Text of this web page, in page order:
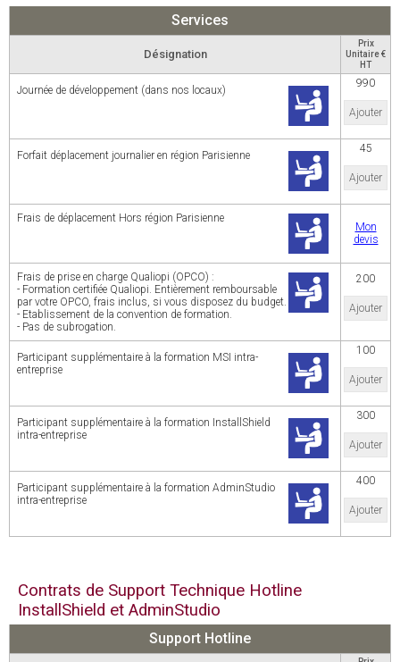
Services
Désignation
Prix
Unitaire €
HT
Journée de développement (dans nos locaux)
990
Ajouter
Forfait déplacement journalier en région Parisienne
45
Ajouter
Frais de déplacement Hors région Parisienne
Mon
devis
Frais de prise en charge Qualiopi (OPCO) :
- Formation certifiée Qualiopi. Entièrement remboursable
par votre OPCO, frais inclus, si vous disposez du budget.
- Etablissement de la convention de formation.
- Pas de subrogation.
200
Ajouter
Participant supplémentaire à la formation MSI intra-
entreprise
100
Ajouter
Participant supplémentaire à la formation InstallShield
intra-entreprise
300
Ajouter
Participant supplémentaire à la formation AdminStudio
intra-entreprise
400
Ajouter
Contrats de Support Technique Hotline
InstallShield et AdminStudio
Support Hotline